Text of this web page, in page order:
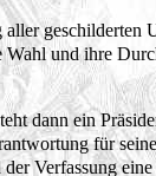
geschilderten
Wahl und ihre
dann ein
für
der Verfassung